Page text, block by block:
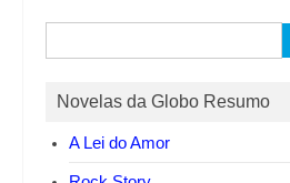
por:
Novelas da Globo Resumo
A Lei do Amor